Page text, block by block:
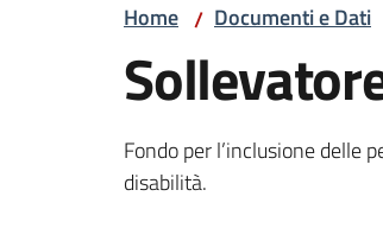
Home / Documenti e Dati
Fondo per l’inclusione delle
disabilità.